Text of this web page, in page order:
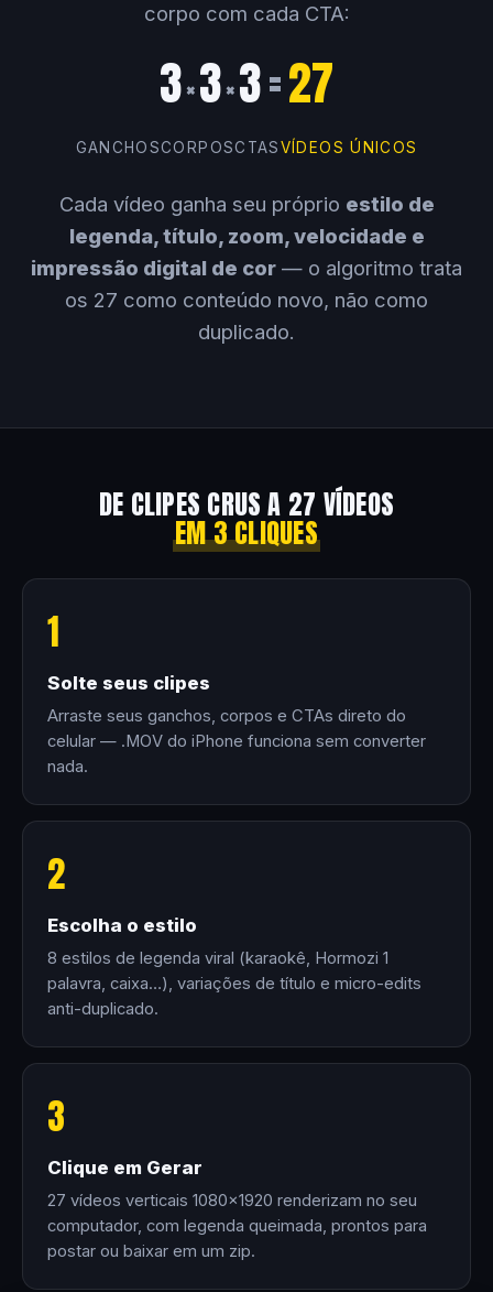
corpo com cada CTA:
3×3×3=27
GANCHOSCORPOSCTASVÍDEOS ÚNICOS
Cada vídeo ganha seu próprio estilo de
legenda, título, zoom, velocidade e
impressão digital de cor — o algoritmo trata
os 27 como conteúdo novo, não como
duplicado.
DE CLIPES CRUS A 27 VÍDEOS
EM 3 CLIQUES
1
Solte seus clipes
Arraste seus ganchos, corpos e CTAs direto do
celular — .MOV do iPhone funciona sem converter
nada.
2
Escolha o estilo
8 estilos de legenda viral (karaokê, Hormozi 1
palavra, caixa…), variações de título e micro-edits
anti-duplicado.
3
Clique em Gerar
27 vídeos verticais 1080×1920 renderizam no seu
computador, com legenda queimada, prontos para
postar ou baixar em um zip.